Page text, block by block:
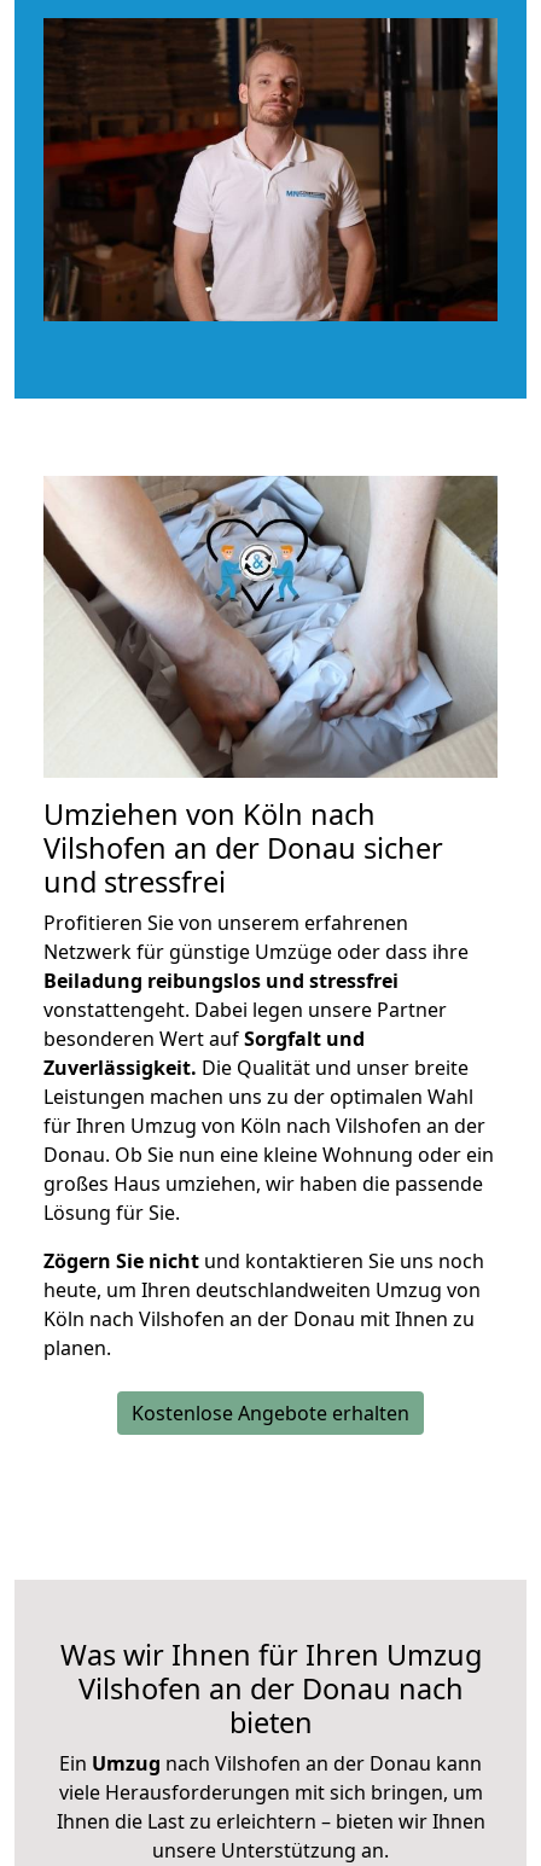
Umziehen von Köln nach
Vilshofen an der Donau sicher
und stressfrei
Profitieren Sie von unserem erfahrenen
Netzwerk für günstige Umzüge oder dass ihre
Beiladung reibungslos und stressfrei
vonstattengeht. Dabei legen unsere Partner
besonderen Wert aufSorgfalt und
Zuverlässigkeit. Die Qualität und unser breite
Leistungen machen uns zu der optimalen Wahl
für Ihren Umzug von Köln nach Vilshofen an der
Donau. Ob Sie nun eine kleine Wohnung oder ein
großes Haus umziehen, wir haben die passende
Lösung für Sie.
Zögern Sie nicht und kontaktieren Sie uns noch
heute, um Ihren deutschlandweiten Umzug von
Köln nach Vilshofen an der Donau mit Ihnen zu
planen.
Kostenlose Angebote erhalten
Was wir Ihnen für Ihren Umzug
Vilshofen an der Donau nach
bieten
Ein Umzug nach Vilshofen an der Donau kann
viele Herausforderungen mit sich bringen, um
Ihnen die Last zu erleichtern – bieten wir Ihnen
unsere Unterstützung an.